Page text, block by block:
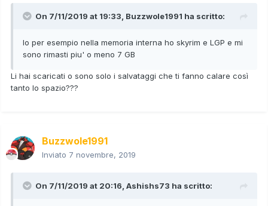
On 7/11/2019 at 19:33, Buzzwole1991 ha scritto:
Io per esempio nella memoria interna ho skyrim e LGP e mi
sono rimasti piu' o meno 7 GB
Li hai scaricati o sono solo i salvataggi che ti fanno calare così
tanto lo spazio???
Buzzwole1991
Inviato 7 novembre, 2019
On 7/11/2019 at 20:16, Ashishs73 ha scritto: